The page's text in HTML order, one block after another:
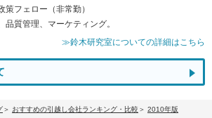
フェロー（非常勤）
質管理、マーケティング。
≫鈴木研究室についての詳細はこちら
おすすめの引越し会社ランキング・比較
2010年版